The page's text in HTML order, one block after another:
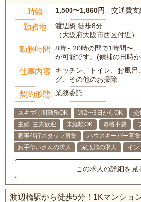
時給 1,500〜1,860円 、交通費
勤務地
渡辺橋 徒歩8分
（大阪府大阪市西区付近）
勤務時間
8時～20時の間で1時間〜
が可能です。(候補の日時
仕事内容
キッチン、トイレ、お風呂
グ、その他のお掃除
契約形態 業務委託
スキマ時間勤務OK 週2〜3日からOK
交
主婦･主夫歓迎
未経験OK 資格不要
家事代行スタッフ募集
ハウスキーパー募集
お手伝いさんの求人
家政婦の求人 イン
この求人の詳細を見
渡辺橋駅から徒歩5分！1Kマンショ